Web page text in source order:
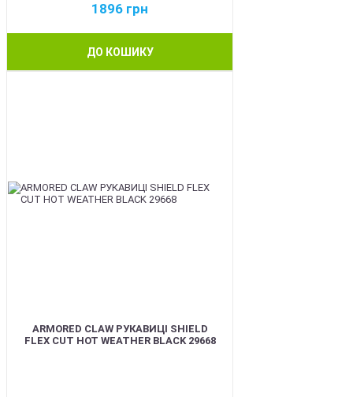
1896 грн
ДО КОШИКУ
ARMORED CLAW РУКАВИЦІ SHIELD
FLEX CUT HOT WEATHER BLACK 29668